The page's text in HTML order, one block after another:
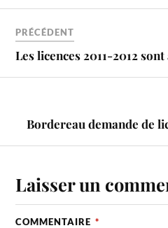
PRÉCÉDENT
Les licences 2011-2012
Bordereau demande de
Laisser un
COMMENTAIRE *